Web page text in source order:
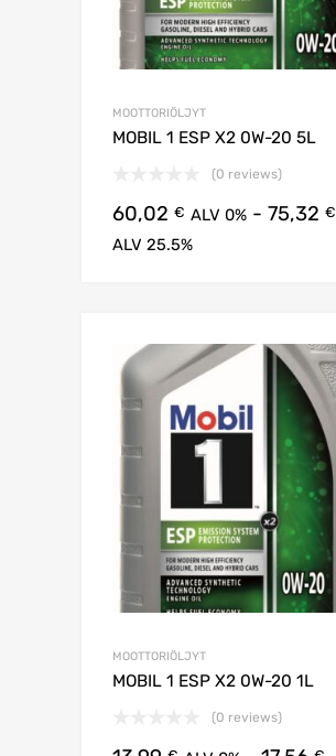
MOOTTORIÖLJYT
MOBIL 1 ESP X2 0W-20 5L
(0 reviews)
60,02 € ALV 0% - 75,32 €
ALV 25.5%
MOOTTORIÖLJYT
MOBIL 1 ESP X2 0W-20 1L
(0 reviews)